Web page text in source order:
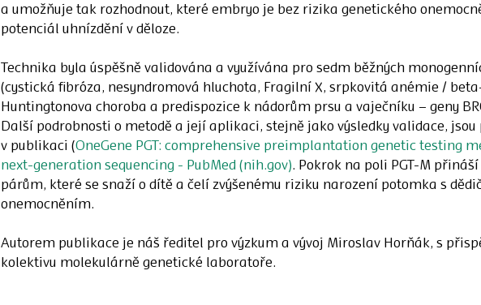
a umožňuje tak rozhodnout, které embryo je bez rizika genetického
potenciál uhnízdění v děloze.
Technika byla úspěšně validována a využívána pro sedm běžných
(cystická fibróza, nesyndromová hluchota, Fragilní X, srpkovitá anémie /
Huntingtonova choroba a predispozice k nádorům prsu a vaječníku – geny
Další podrobnosti o metodě a její aplikaci, stejně jako výsledky validace, jsou
v publikaci (OneGene PGT: comprehensive preimplantation genetic testing
next-generation sequencing - PubMed (nih.gov). Pokrok na poli PGT-M
párům, které se snaží o dítě a čelí zvýšenému riziku narození potomka s
onemocněním.
Autorem publikace je náš ředitel pro výzkum a vývoj Miroslav Horňák, s
kolektivu molekulárně genetické laboratoře.